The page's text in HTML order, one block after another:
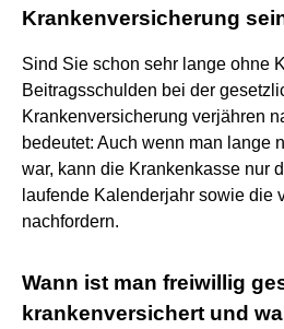
Krankenversicherung
Sind Sie schon sehr lange ohne
Beitragsschulden bei der
Krankenversicherung verjähren
bedeutet: Auch wenn man lange
war, kann die Krankenkasse nur
laufende Kalenderjahr sowie die
nachfordern.
Wann ist man freiwillig
krankenversichert und